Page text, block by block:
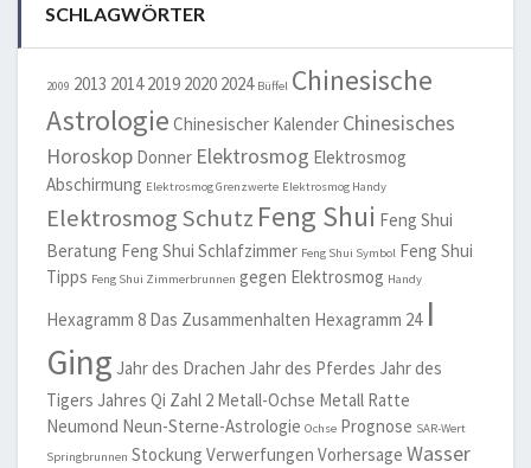
SCHLAGWÖRTER
2009 2013 2014 2019 2020 2024 Büffel Chinesische
Astrologie Chinesischer Kalender Chinesisches
Horoskop Donner Elektrosmog Elektrosmog
Abschirmung Elektrosmog Grenzwerte Elektrosmog Handy
Elektrosmog Schutz Feng Shui Feng Shui
Beratung Feng Shui Schlafzimmer Feng Shui Symbol Feng Shui
Tipps Feng Shui Zimmerbrunnen gegen Elektrosmog Handy
Hexagramm 8 Das Zusammenhalten Hexagramm 24 I
Ging Jahr des Drachen Jahr des Pferdes Jahr des
Tigers Jahres Qi Zahl 2 Metall-Ochse Metall Ratte
Neumond Neun-Sterne-Astrologie Ochse Prognose SAR-Wert
Springbrunnen Stockung Verwerfungen Vorhersage Wasser